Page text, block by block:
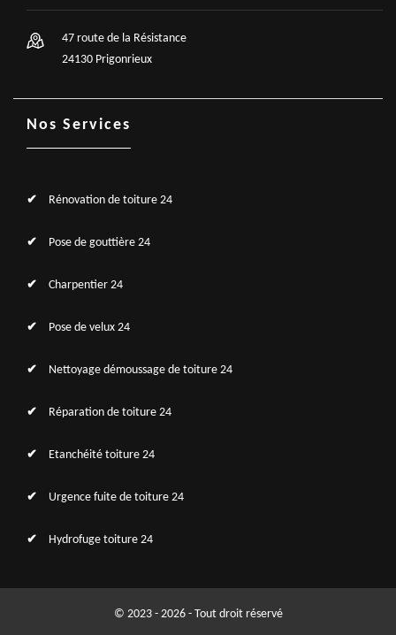
47 route de la Résistance
24130 Prigonrieux
Nos Services
Rénovation de toiture 24
Pose de gouttière 24
Charpentier 24
Pose de velux 24
Nettoyage démoussage de toiture 24
Réparation de toiture 24
Etanchéité toiture 24
Urgence fuite de toiture 24
Hydrofuge toiture 24
© 2023 - 2026 - Tout droit réservé